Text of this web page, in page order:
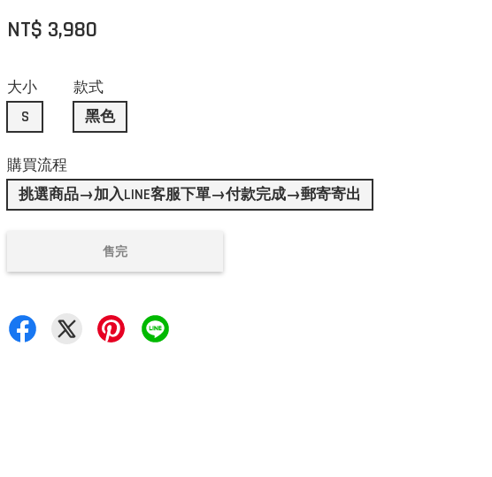
NT$ 3,980
大小
S
款式
黑色
購買流程
挑選商品→加入LINE客服下單→付款完成→郵寄寄出
售完